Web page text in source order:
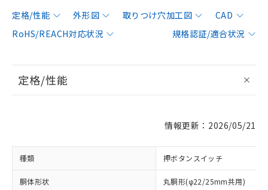
定格/性能 外形図 取りつけ穴加工図
CAD
RoHS/REACH対応状況
規格認証/適合状況
定格/性能
情報更新：2026/05/21
種類 押ボタンスイッチ
胴体形状 丸胴形(φ22/25mm共用)